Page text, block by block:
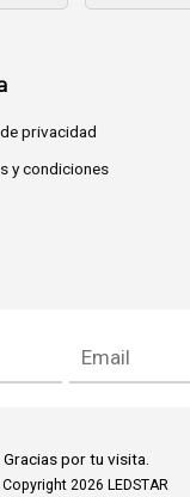
privacidad
y condiciones
Gracias por tu visita.
2026 LEDSTAR